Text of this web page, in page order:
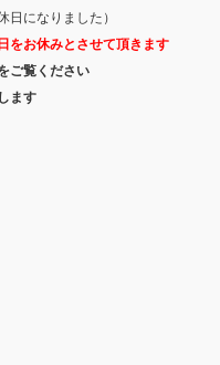
日になりました）
お休みとさせて頂きます
ご覧ください
ます